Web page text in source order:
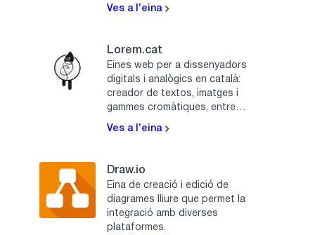
Ves a l’eina
Lorem.cat
Eines web per a dissenyadors
digitals i analògics en català:
creador de textos, imatges i
gammes cromàtiques, entre
d'altres.
Ves a l’eina
Draw.io
Eina de creació i edició de
diagrames lliure que permet la
integració amb diverses
plataformes.